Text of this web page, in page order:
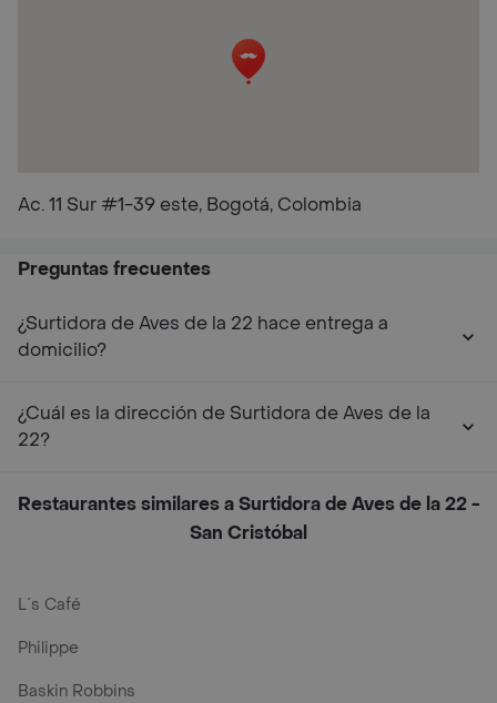
Ac. 11 Sur #1-39 este, Bogotá, Colombia
Preguntas frecuentes
¿Surtidora de Aves de la 22 hace entrega a
domicilio?
¿Cuál es la dirección de Surtidora de Aves de la
22?
Restaurantes similares a Surtidora de Aves de la 22 -
San Cristóbal
L´s Café
Philippe
Baskin Robbins